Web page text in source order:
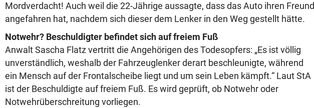
Mordverdacht! Auch weil die 22-Jährige aussagte, dass das Auto ihren Freund
angefahren hat, nachdem sich dieser dem Lenker in den Weg gestellt hätte.
Notwehr? Beschuldigter befindet sich auf freiem Fuß
Anwalt Sascha Flatz vertritt die Angehörigen des Todesopfers: „Es ist völlig
unverständlich, weshalb der Fahrzeuglenker derart beschleunigte, während
ein Mensch auf der Frontalscheibe liegt und um sein Leben kämpft.“ Laut StA
ist der Beschuldigte auf freiem Fuß. Es wird geprüft, ob Notwehr oder
Notwehrüberschreitung vorliegen.